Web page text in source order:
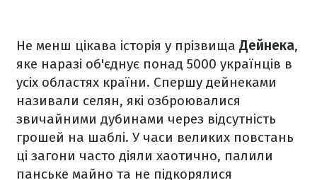
Не менш цікава історія у прізвища Дейнека,
яке наразі об'єднує понад 5000 українців в
усіх областях країни. Спершу дейнеками
називали селян, які озброювалися
звичайними дубинами через відсутність
грошей на шаблі. У часи великих повстань
ці загони часто діяли хаотично, палили
панське майно та не підкорялися